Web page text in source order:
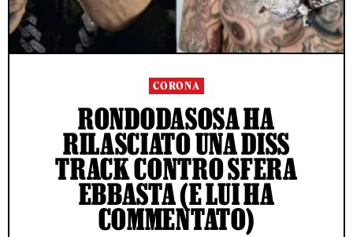
CORONA
RONDODASOSA HA
RILASCIATO UNA DISS
TRACK CONTRO SFERA
EBBASTA (E LUI HA
COMMENTATO)